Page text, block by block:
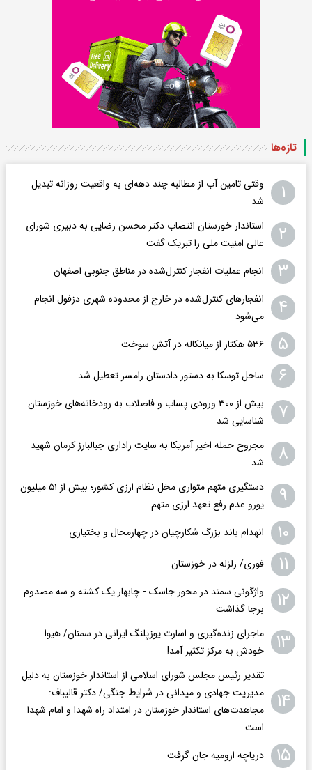
تازه‌ها
۱
وقتی تامین آب از مطالبه چند دهه‌ای به واقعیت روزانه تبدیل
شد
۲
استاندار خوزستان انتصاب دکتر محسن رضایی به دبیری شورای
عالی امنیت ملی را تبریک گفت
۳ انجام عملیات انفجار کنترل‌شده در مناطق جنوبی اصفهان
۴
انفجارهای کنترل‌شده در خارج از محدوده شهری دزفول انجام
می‌شود
۵ ۵۳۶ هکتار از میانکاله در آتش سوخت
۶ ساحل توسکا به دستور دادستان رامسر تعطیل شد
۷
بیش از ۳۰۰ ورودی پساب و فاضلاب به رودخانه‌های خوزستان
شناسایی شد
۸
مجروح حمله اخیر آمریکا به سایت راداری جبالبارز کرمان شهید
شد
۹
دستگیری متهم متواری مخل نظام ارزی کشور؛ بیش از ۵۱ میلیون
یورو عدم رفع تعهد ارزی متهم
۱۰ انهدام باند بزرگ شکارچیان در چهارمحال و بختیاری
۱۱ فوری/ زلزله در خوزستان
۱۲
واژگونی سمند در محور جاسک - چابهار یک کشته و سه مصدوم
برجا گذاشت
۱۳
ماجرای زنده‌گیری و اسارت یوزپلنگ ایرانی در سمنان/ هیوا
خودش به مرکز تکثیر آمد!
۱۴
تقدیر رئیس مجلس شورای اسلامی از استاندار خوزستان به دلیل
مدیریت جهادی و میدانی در شرایط جنگی/ دکتر قالیباف:
مجاهدت‌های استاندار خوزستان در امتداد راه شهدا و امام شهدا
است
۱۵ دریاچه ارومیه جان گرفت